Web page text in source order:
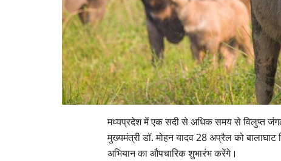
मध्यप्रदेश में एक सदी से अधिक समय से विलुप्त
मुख्यमंत्री डॉ. मोहन यादव 28 अप्रैल को
अभियान का औपचारिक शुभारंभ करेंगे।